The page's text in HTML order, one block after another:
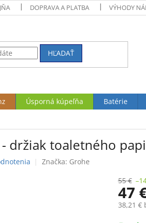
DOPRAVA A PLATBA VÝHODY
HĽADAŤ
Úsporná kúpeľňa Batérie
držiak toaletného
Značka: Grohe
55 €
47
38,21 €